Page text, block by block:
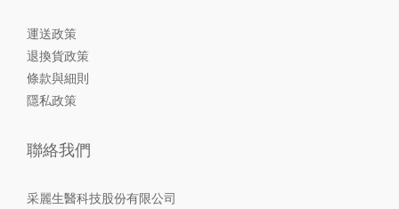
運送政策
退換貨政策
條款與細則
隱私政策
聯絡我們
采麗生醫科技股份有限公司